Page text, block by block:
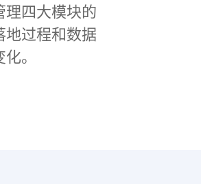
理四大模块的
地过程和数据
。